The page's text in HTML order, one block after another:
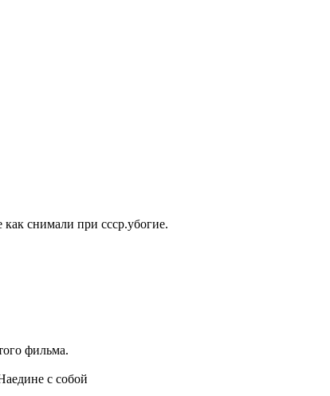
снимали при ссср.убогие.
фильма.
с собой